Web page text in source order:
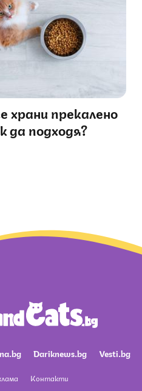
храни прекалено
да подходя?
Dariknews.bg Vesti.bg
Контакти